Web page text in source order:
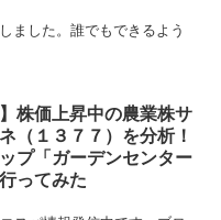
ました。誰でもできるよう
】株価上昇中の農業株サ
（１３７７）を分析！
プ「ガーデンセンター
ってみた